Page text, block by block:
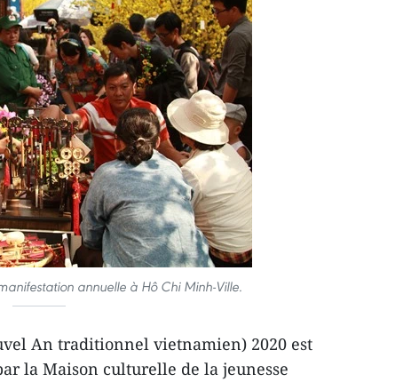
annuelle à Hô Chi Minh-Ville.
An traditionnel vietnamien) 2020 est
la Maison culturelle de la jeunesse